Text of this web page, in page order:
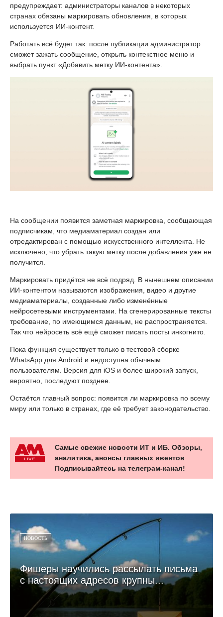
предупреждает: администраторы каналов в некоторых
странах обязаны маркировать обновления, в которых
используется ИИ-контент.
Работать всё будет так: после публикации администратор
сможет зажать сообщение, открыть контекстное меню и
выбрать пункт «Добавить метку ИИ-контента».
На сообщении появится заметная маркировка, сообщающая
подписчикам, что медиаматериал создан или
отредактирован с помощью искусственного интеллекта. Не
исключено, что убрать такую метку после добавления уже не
получится.
Маркировать придётся не всё подряд. В нынешнем описании
ИИ-контентом называются изображения, видео и другие
медиаматериалы, созданные либо изменённые
нейросетевыми инструментами. На сгенерированные тексты
требование, по имеющимся данным, не распространяется.
Так что нейросеть всё ещё сможет писать посты инкогнито.
Пока функция существует только в тестовой сборке
WhatsApp для Android и недоступна обычным
пользователям. Версия для iOS и более широкий запуск,
вероятно, последуют позднее.
Остаётся главный вопрос: появится ли маркировка по всему
миру или только в странах, где её требует законодательство.
Самые свежие новости ИТ и ИБ. Обзоры,
аналитика, анонсы главных ивентов
Подписывайтесь на телеграм-канал!
НОВОСТЬ
Фишеры научились рассылать письма
с настоящих адресов крупны...